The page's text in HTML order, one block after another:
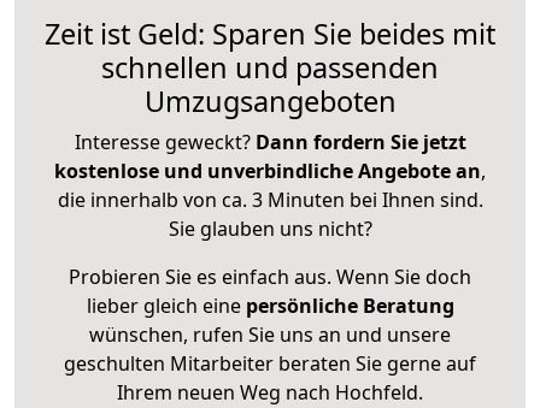
Zeit ist Geld: Sparen Sie beides mit
schnellen und passenden
Umzugsangeboten
Interesse geweckt? Dann fordern Sie jetzt
kostenlose und unverbindliche Angebote an,
die innerhalb von ca. 3 Minuten bei Ihnen sind.
Sie glauben uns nicht?
Probieren Sie es einfach aus. Wenn Sie doch
lieber gleich eine persönliche Beratung
wünschen, rufen Sie uns an und unsere
geschulten Mitarbeiter beraten Sie gerne auf
Ihrem neuen Weg nach Hochfeld.